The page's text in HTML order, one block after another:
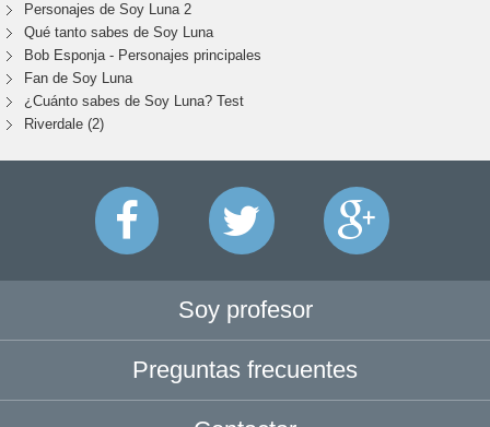
Personajes de Soy Luna 2
Qué tanto sabes de Soy Luna
Bob Esponja - Personajes principales
Fan de Soy Luna
¿Cuánto sabes de Soy Luna? Test
Riverdale (2)
Soy profesor
Preguntas frecuentes